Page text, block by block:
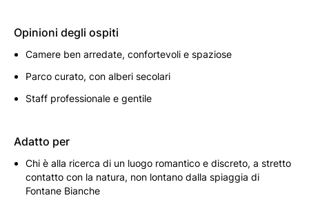
Opinioni degli ospiti
Camere ben arredate, confortevoli e spaziose
Parco curato, con alberi secolari
Staff professionale e gentile
Adatto per
Chi è alla ricerca di un luogo romantico e discreto, a stretto
contatto con la natura, non lontano dalla spiaggia di
Fontane Bianche